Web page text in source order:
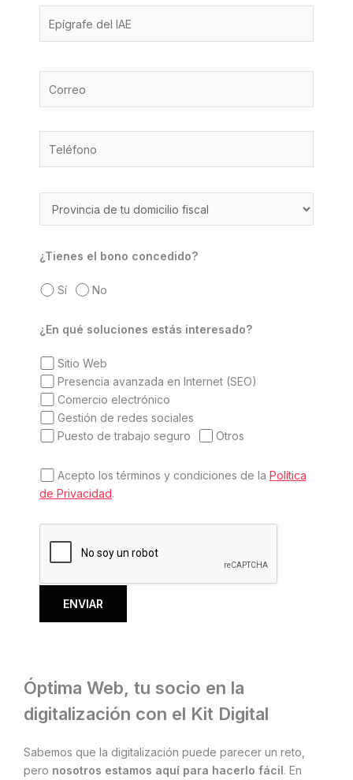
¿Tienes el bono concedido?
Sí No
¿En qué soluciones estás interesado?
Sitio Web
Presencia avanzada en Internet (SEO)
Comercio electrónico
Gestión de redes sociales
Puesto de trabajo seguro
Otros
Acepto los términos y condiciones de la Política
de Privacidad.
Óptima Web, tu socio en la
digitalización con el Kit Digital
Sabemos que la digitalización puede parecer un reto,
pero nosotros estamos aquí para hacerlo fácil. En